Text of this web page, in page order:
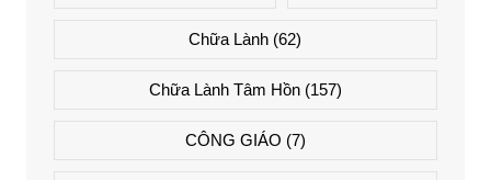
Chữa Lành (62)
Chữa Lành Tâm Hồn(157)
CÔNG GIÁO (7)